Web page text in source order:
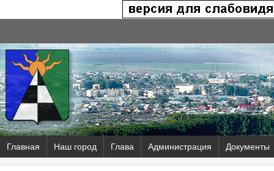
Главная Наш город Глава Администрация Документы